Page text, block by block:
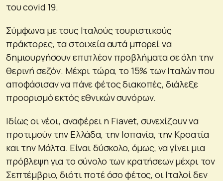
του covid 19.
Σύμφωνα με τους Ιταλούς τουριστικούς
πράκτορες, τα στοιχεία αυτά μπορεί να
δημιουργήσουν επιπλέον προβλήματα σε όλη την
θερινή σεζόν. Μέχρι τώρα, το 15% των Ιταλών που
αποφάσισαν να πάνε φέτος διακοπές, διάλεξε
προορισμό εκτός εθνικών συνόρων.
Ιδίως οι νέοι, αναφέρει η Fiavet, συνεχίζουν να
προτιμούν την Ελλάδα, την Ισπανία, την Κροατία
και την Μάλτα. Είναι δύσκολο, όμως, να γίνει μια
πρόβλεψη για το σύνολο των κρατήσεων μέχρι τον
Σεπτέμβριο, διότι ποτέ όσο φέτος, οι Ιταλοί δεν